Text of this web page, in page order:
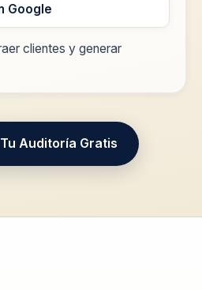
Google
clientes y generar
Auditoría Gratis